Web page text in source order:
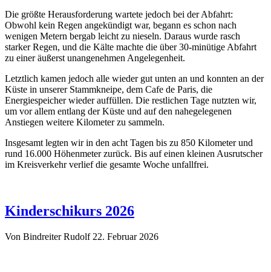
Die größte Herausforderung wartete jedoch bei der Abfahrt:
Obwohl kein Regen angekündigt war, begann es schon nach
wenigen Metern bergab leicht zu nieseln. Daraus wurde rasch
starker Regen, und die Kälte machte die über 30-minütige Abfahrt
zu einer äußerst unangenehmen Angelegenheit.
Letztlich kamen jedoch alle wieder gut unten an und konnten an der
Küste in unserer Stammkneipe, dem Cafe de Paris, die
Energiespeicher wieder auffüllen. Die restlichen Tage nutzten wir,
um vor allem entlang der Küste und auf den nahegelegenen
Anstiegen weitere Kilometer zu sammeln.
Insgesamt legten wir in den acht Tagen bis zu 850 Kilometer und
rund 16.000 Höhenmeter zurück. Bis auf einen kleinen Ausrutscher
im Kreisverkehr verlief die gesamte Woche unfallfrei.
Kinderschikurs 2026
Von Bindreiter Rudolf 22. Februar 2026